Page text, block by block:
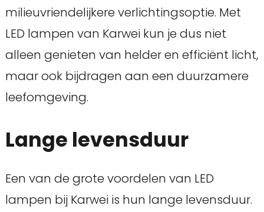
milieuvriendelijkere verlichtingsoptie. Met
LED lampen van Karwei kun je dus niet
alleen genieten van helder en efficiënt licht,
maar ook bijdragen aan een duurzamere
leefomgeving.
Lange levensduur
Een van de grote voordelen van LED
lampen bij Karwei is hun lange levensduur.